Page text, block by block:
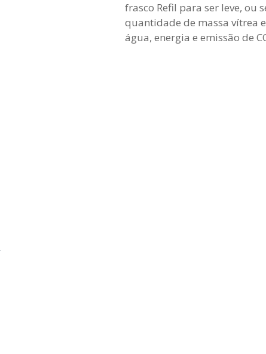
frasco Refil para ser leve, ou
quantidade de massa vítrea
água, energia e emissão de